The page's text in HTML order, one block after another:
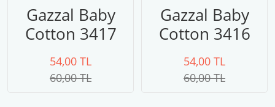
Gazzal Baby
Cotton 3417
sarı
54,00 TL
60,00 TL
Gazzal Baby
Cotton 3416
54,00 TL
60,00 TL